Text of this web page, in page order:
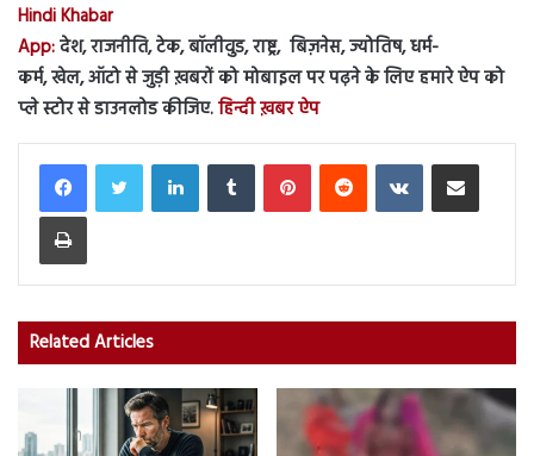
Hindi Khabar
App:देश, राजनीति, टेक, बॉलीवुड, राष्ट्र, बिज़नेस, ज्योतिष, धर्म-
कर्म, खेल, ऑटो से जुड़ी ख़बरों को मोबाइल पर पढ़ने के लिए हमारे ऐप को
प्ले स्टोर से डाउनलोड कीजिए.हिन्दी ख़बर ऐप
LinkedInTumblr PinterestReddit VKontakteShare via Email
Print
Related Articles